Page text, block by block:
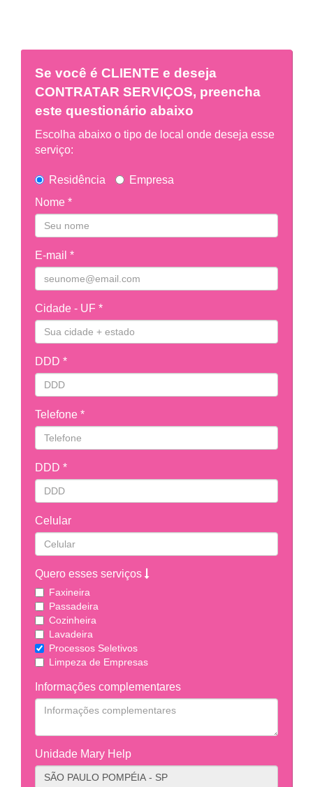
Se você é CLIENTE e deseja
CONTRATAR SERVIÇOS, preencha
este questionário abaixo
Escolha abaixo o tipo de local onde deseja esse
serviço:
Residência
Empresa
Nome *
E-mail *
Cidade - UF *
DDD *
Telefone *
DDD *
Celular
Quero esses serviços
Faxineira
Passadeira
Cozinheira
Lavadeira
Processos Seletivos
Limpeza de Empresas
Informações complementares
Unidade Mary Help